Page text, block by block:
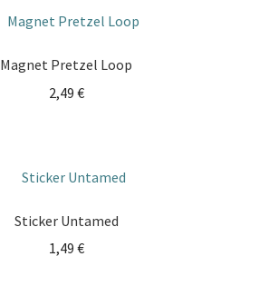
Magnet Pretzel Loop
2,49 €
Sticker Untamed
1,49 €